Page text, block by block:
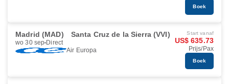
Boek
Madrid (MAD) Santa Cruz de la Sierra (VVI)
wo 30 sep Direct
Air Europa
Start vanaf
US$ 635.73
Prijs/Pax
Boek